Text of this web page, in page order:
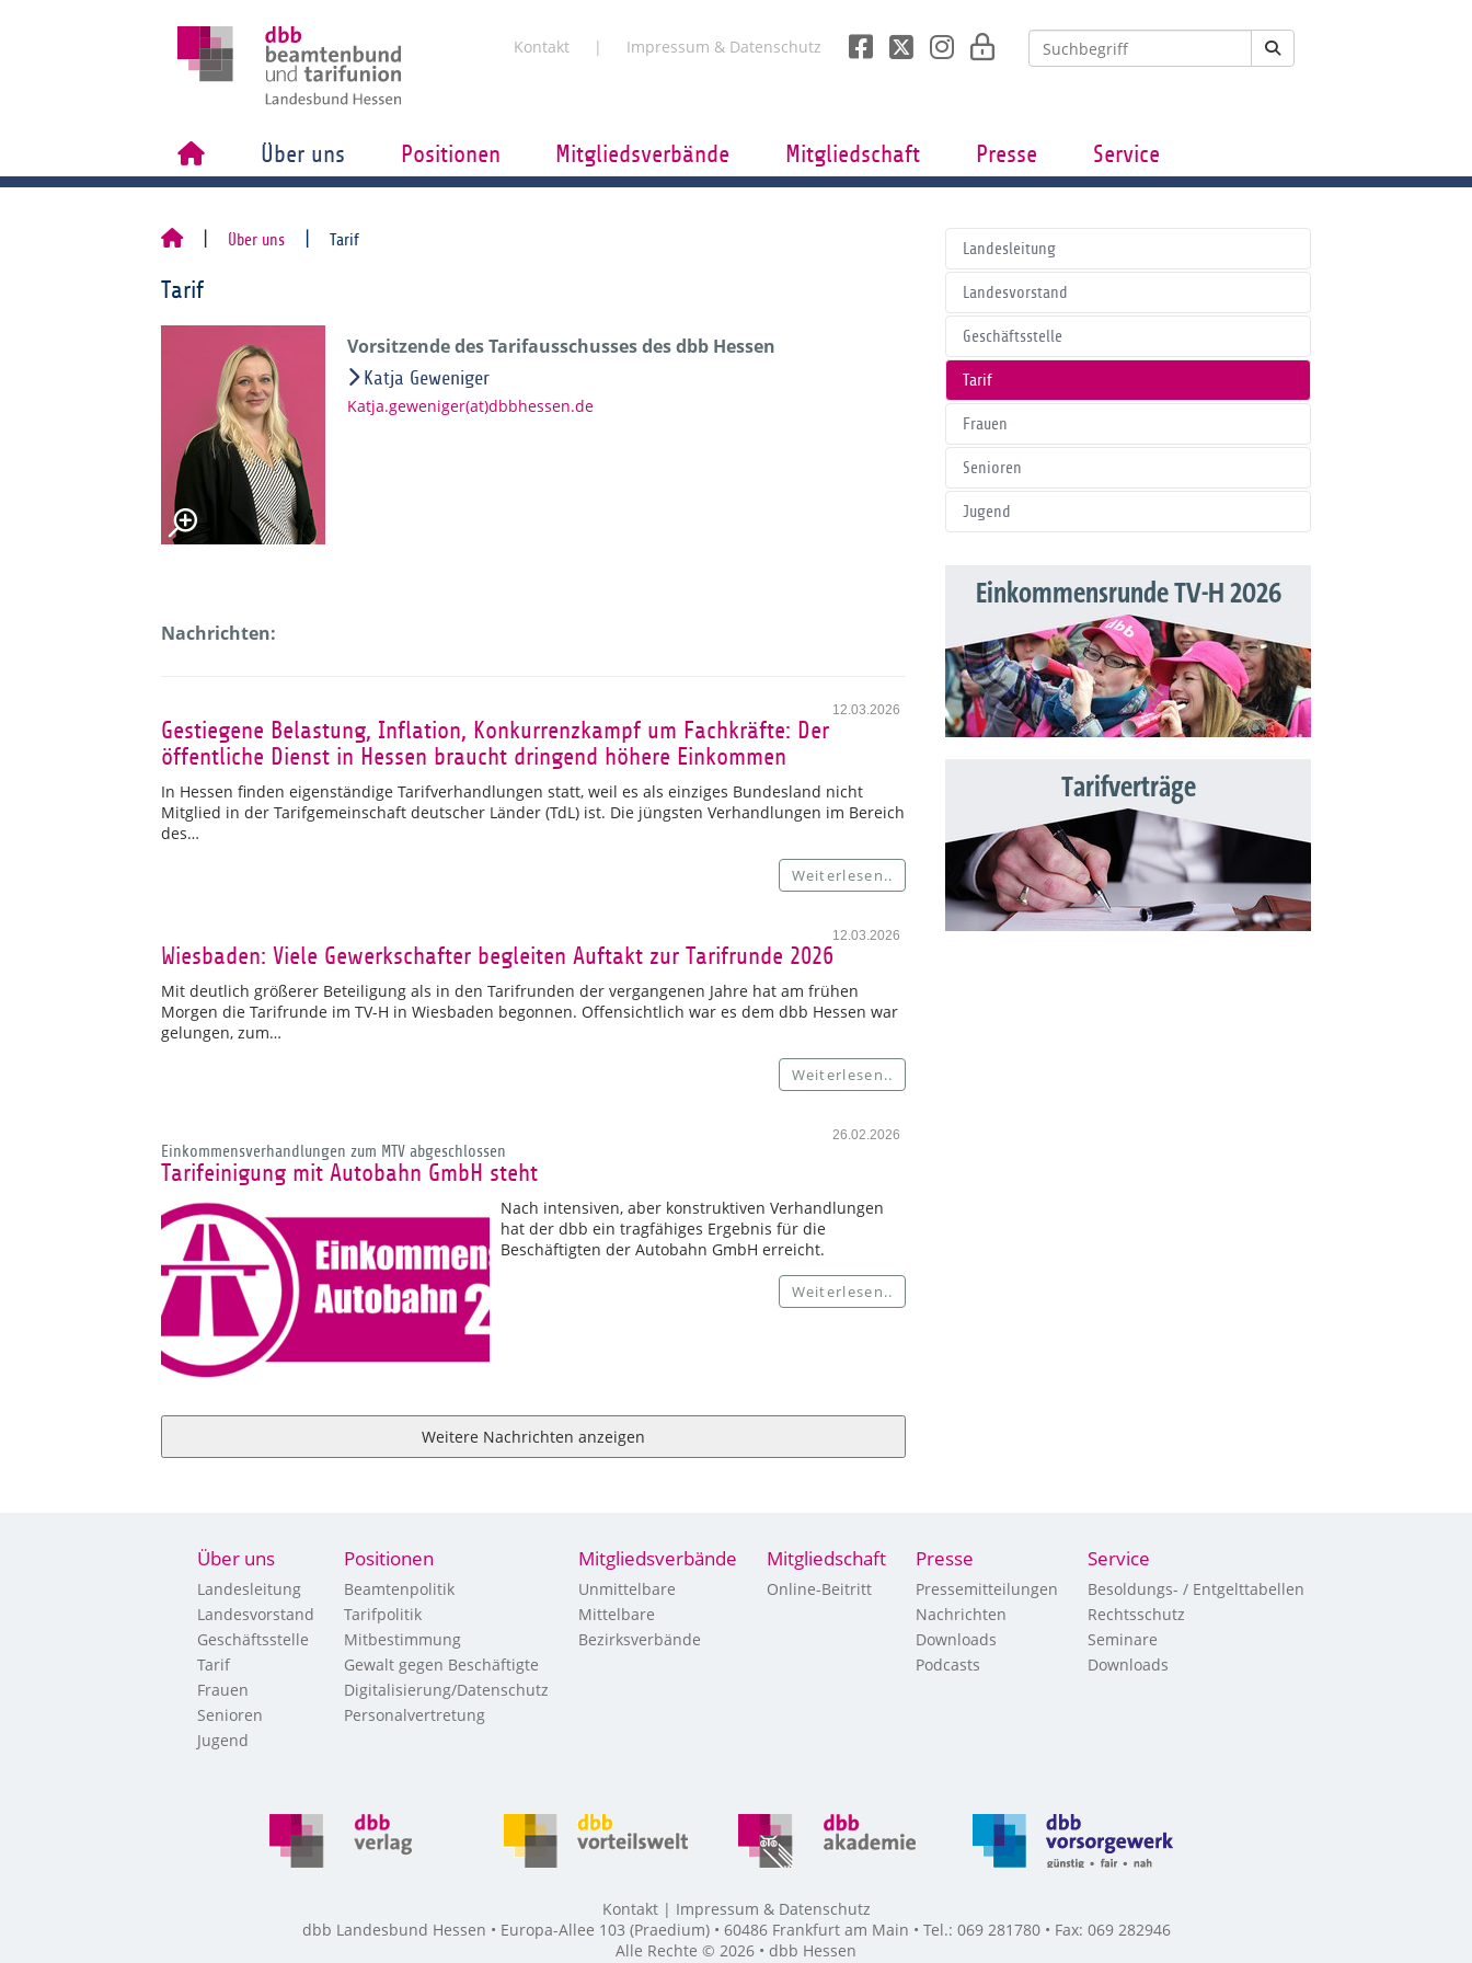
Kontakt Impressum & Datenschutz
Über uns Positionen Mitgliedsverbände Mitgliedschaft Presse Service
Über uns Tarif
Tarif
Vorsitzende des Tarifausschusses des dbb Hessen
Katja Geweniger
Katja.geweniger(at)dbbhessen.de
Nachrichten:
12.03.2026
Gestiegene Belastung, Inflation, Konkurrenzkampf um Fachkräfte: Der
öffentliche Dienst in Hessen braucht dringend höhere Einkommen
In Hessen finden eigenständige Tarifverhandlungen statt, weil es als einziges Bundesland nicht
Mitglied in der Tarifgemeinschaft deutscher Länder (TdL) ist. Die jüngsten Verhandlungen im Bereich
des…
Weiterlesen..
12.03.2026
Wiesbaden: Viele Gewerkschafter begleiten Auftakt zur Tarifrunde 2026
Mit deutlich größerer Beteiligung als in den Tarifrunden der vergangenen Jahre hat am frühen
Morgen die Tarifrunde im TV-H in Wiesbaden begonnen. Offensichtlich war es dem dbb Hessen war
gelungen, zum…
Weiterlesen..
26.02.2026
Einkommensverhandlungen zum MTV abgeschlossen
Tarifeinigung mit Autobahn GmbH steht
Nach intensiven, aber konstruktiven Verhandlungen
hat der dbb ein tragfähiges Ergebnis für die
Beschäftigten der Autobahn GmbH erreicht.
Weiterlesen..
Weitere Nachrichten anzeigen
Landesleitung
Landesvorstand
Geschäftsstelle
Tarif
Frauen
Senioren
Jugend
Einkommensrunde TV-H 2026
Tarifverträge
Über uns
Landesleitung
Landesvorstand
Geschäftsstelle
Tarif
Frauen
Senioren
Jugend
Positionen
Beamtenpolitik
Tarifpolitik
Mitbestimmung
Gewalt gegen Beschäftigte
Digitalisierung/Datenschutz
Personalvertretung
Mitgliedsverbände
Unmittelbare
Mittelbare
Bezirksverbände
Mitgliedschaft
Online-Beitritt
Presse
Pressemitteilungen
Nachrichten
Downloads
Podcasts
Service
Besoldungs- / Entgelttabellen
Rechtsschutz
Seminare
Downloads
Kontakt
Impressum & Datenschutz
dbb Landesbund Hessen • Europa-Allee 103 (Praedium) • 60486 Frankfurt am Main • Tel.: 069 281780 • Fax: 069 282946
Alle Rechte © 2026 • dbb Hessen